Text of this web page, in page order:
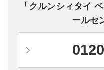
「クルンシィタイ
ールセ